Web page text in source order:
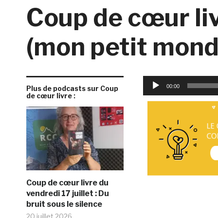
Coup de cœur
(mon petit
Plus de podcasts sur Coup
de cœur livre :
Coup de cœur livre du
vendredi 17 juillet : Du
bruit sous le silence
20 juillet 2026
Lecteur
audio
00:00